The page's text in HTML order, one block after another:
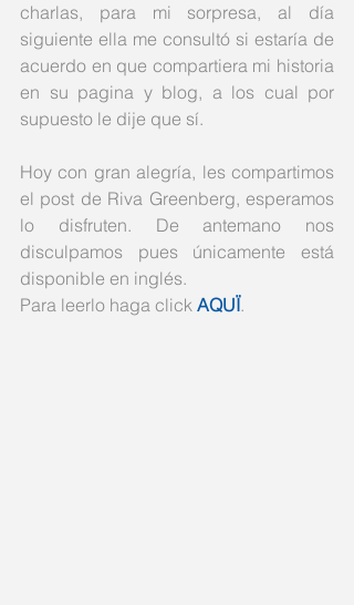
charlas, para mi sorpresa, al día
siguiente ella me consultó si estaría de
acuerdo en que compartiera mi historia
en su pagina y blog, a los cual por
supuesto le dije que sí.
Hoy con gran alegría, les compartimos
el post de Riva Greenberg, esperamos
lo disfruten. De antemano nos
disculpamos pues únicamente está
disponible en inglés.
Para leerlo haga click AQUÏ.